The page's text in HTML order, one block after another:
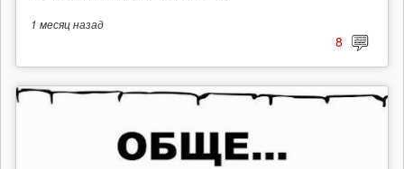
1 месяцназад
8